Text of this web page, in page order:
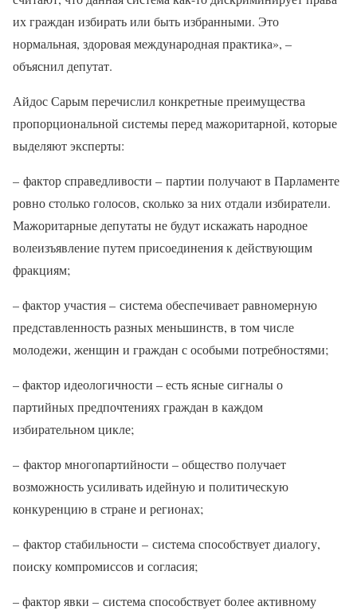
их граждан избирать или быть избранными. Это
нормальная, здоровая международная практика», –
объяснил депутат.
Айдос Сарым перечислил конкретные преимущества
пропорциональной системы перед мажоритарной, которые
выделяют эксперты:
– фактор справедливости – партии получают в Парламенте
ровно столько голосов, сколько за них отдали избиратели.
Мажоритарные депутаты не будут искажать народное
волеизъявление путем присоединения к действующим
фракциям;
– фактор участия – система обеспечивает равномерную
представленность разных меньшинств, в том числе
молодежи, женщин и граждан с особыми потребностями;
– фактор идеологичности – есть ясные сигналы о
партийных предпочтениях граждан в каждом
избирательном цикле;
– фактор многопартийности – общество получает
возможность усиливать идейную и политическую
конкуренцию в стране и регионах;
– фактор стабильности – система способствует диалогу,
поиску компромиссов и согласия;
– фактор явки – система способствует более активному